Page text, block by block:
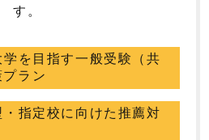
す。
学を目指す一般受験（共
ラン
指定校に向けた推薦対